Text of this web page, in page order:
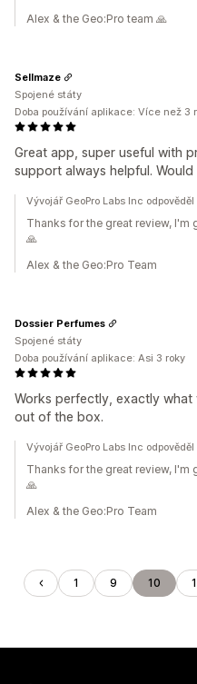
Alex & the Geo:Pro team 🙏
Great app, super useful with
support always helpful. Would
Sellmaze
Spojené státy
Doba používání aplikace: Více než 3
Vývojář GeoPro Labs Inc
Thanks for the great review,
🙏
Alex & the Geo:Pro Team
Works perfectly, exactly
out of the box.
Dossier Perfumes
Spojené státy
Doba používání aplikace: Asi 3 roky
Vývojář GeoPro Labs Inc
Thanks for the great review,
🙏
Alex & the Geo:Pro Team
1 9 10